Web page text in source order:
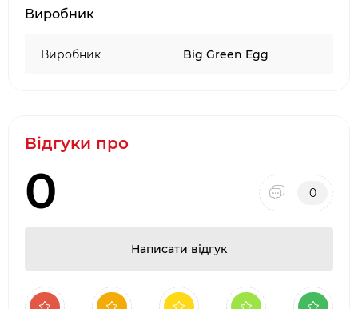
·
Довгострокова гарантія від виробника
ТЦ Аракс, ТЦ 4
Виробник
Виробник Big Green Egg
Відгуки про
0 0
Написати відгук